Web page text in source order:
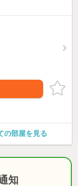
の部屋を見る
知